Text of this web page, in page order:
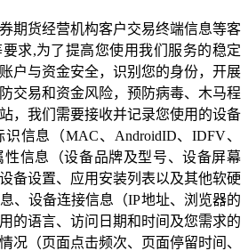
期货经营机构客户交易终端信息等客
求,为了提高您使用我们服务的稳定
户与资金安全，识别您的身份，开展
交易和资金风险，预防病毒、木马程
，我们需要接收并记录您使用的设备
识信息（MAC、 AndroidID、IDFV、
性信息（设备品牌及型号、设备屏幕
备设置、应用安装列表以及其他软硬
、设备连接信息（IP地址、浏览器的
的语言、访问日期和时间及您需求的
况（页面点击频次、页面停留时间、